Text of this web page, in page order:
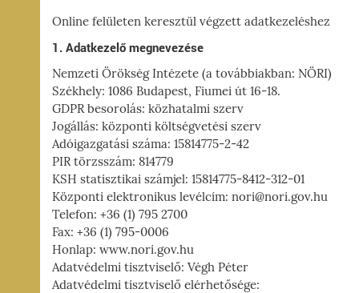
Online felületen keresztül végzett adatkezeléshez
1. Adatkezelő megnevezése
Nemzeti Örökség Intézete (a továbbiakban: NÖRI)
Székhely: 1086 Budapest, Fiumei út 16-18.
GDPR besorolás: közhatalmi szerv
Jogállás: központi költségvetési szerv
Adóigazgatási száma: 15814775-2-42
PIR törzsszám: 814779
KSH statisztikai számjel: 15814775-8412-312-01
Központi elektronikus levélcím: nori@nori.gov.hu
Telefon: +36 (1) 795 2700
Fax: +36 (1) 795-0006
Honlap: www.nori.gov.hu
Adatvédelmi tisztviselő: Végh Péter
Adatvédelmi tisztviselő elérhetősége: